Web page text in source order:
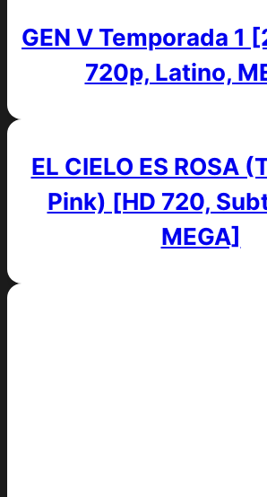
GEN V Temporada 1
720p, Latino,
EL CIELO ES ROSA
Pink) [HD 720,
MEGA]